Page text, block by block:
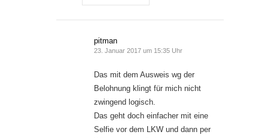
pitman
23. Januar 2017 um 15:35 Uhr
Das mit dem Ausweis wg der
Belohnung klingt für mich nicht
zwingend logisch.
Das geht doch einfacher mit eine
Selfie vor dem LKW und dann per